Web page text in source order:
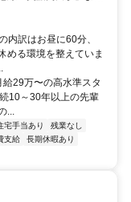
訳はお昼に60分、
める環境を整えていま
29万〜の高水準スタ
10～30年以上の先輩
...
宅手当あり
残業なし
支給
長期休暇あり